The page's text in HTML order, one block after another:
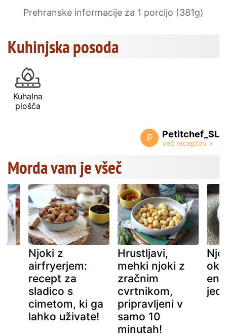
Prehranske informacije za 1 porcijo (381g)
Kuhinjska posoda
Kuhalna
plošča
P Petitchef_SL
Morda vam je všeč
Njoki z
airfryerjem:
recept za
sladico s
cimetom, ki ga
lahko uživate!
Hrustljavi,
mehki njoki z
zračnim
cvrtnikom,
pripravljeni v
samo 10
minutah!
jed